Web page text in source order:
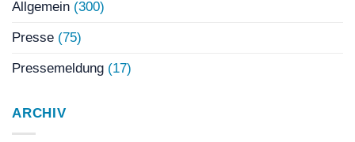
Allgemein (300)
Presse (75)
Pressemeldung (17)
ARCHIV